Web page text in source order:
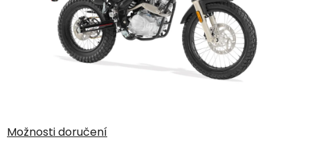
Možnosti doručení